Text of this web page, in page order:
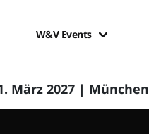
W&V Events
März 2027 | München